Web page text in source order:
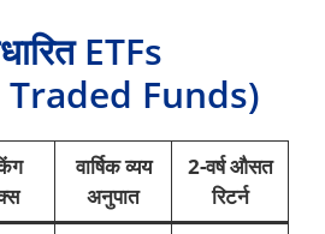
ETFs
Funds)
वार्षिक व्यय
अनुपात
2-वर्ष औसत
रिटर्न